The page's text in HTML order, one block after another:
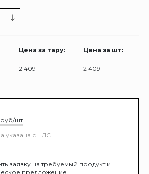
Цена за тару: Цена за шт:
2 409 2 409
руб/шт
указана с НДС.
заявку на требуемый продукт и
предложение